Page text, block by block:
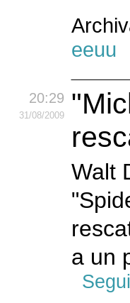
eeuu
20:29
31/08/2009
Walt
a un